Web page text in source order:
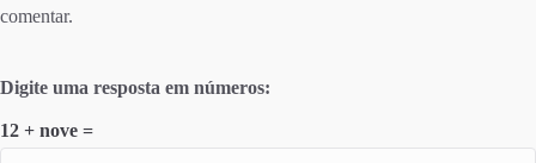
comentar.
Digite uma resposta em números:
12 + nove =